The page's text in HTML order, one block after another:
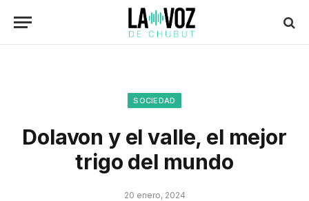
SOCIEDAD
Dolavon y el valle, el mejor
trigo del mundo
20 enero, 2024